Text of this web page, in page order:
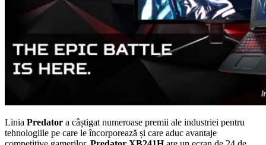
Linia Predator a câștigat numeroase premii ale industriei pentru
tehnologiile pe care le încorporează și care aduc avantaje